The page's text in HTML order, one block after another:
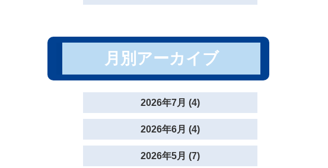
月別アーカイブ
2026年7月 (4)
2026年6月 (4)
2026年5月 (7)